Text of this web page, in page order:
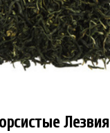
Лезвия